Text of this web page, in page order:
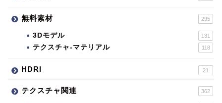
無料素材 295
3Dモデル 131
テクスチャ-マテリアル 118
HDRI 21
テクスチャ関連 362